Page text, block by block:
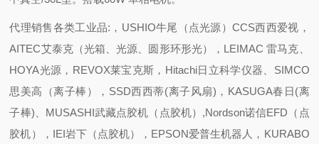
代理销售各类工业品:，USHIO牛尾（点光源）CCS西西爱视，
AITEC艾泰克（光箱、光源、圆形环形光），LEIMAC 雷马克、
HOYA光源，REVOX莱宝克斯，Hitachi日立科学仪器、SIMCO
思美高（离子棒），SSD西西蒂(离子风扇)，KASUGA春日(离
子棒)、MUSASHI武藏点胶机（点胶机）,Nordson诺信EFD（点
胶机），IEI岩下（点胶机），EPSON爱普生机器人，KURABO